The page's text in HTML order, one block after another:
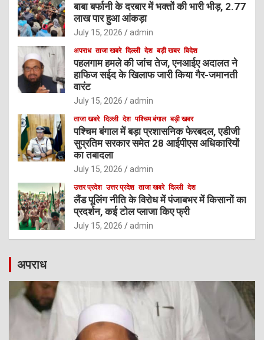
बाबा बर्फानी के दरबार में भक्तों की भारी भीड़, 2.77
लाख पार हुआ आंकड़ा
July 15, 2026 admin
अपराध ताजा खबरे दिल्ली देश बड़ी खबर विदेश
पहलगाम हमले की जांच तेज, एनआईए अदालत ने
हाफिज सईद के खिलाफ जारी किया गैर-जमानती
वारंट
July 15, 2026 admin
ताजा खबरे दिल्ली देश पश्चिम बंगाल बड़ी खबर
पश्चिम बंगाल में बड़ा प्रशासनिक फेरबदल, एडीजी
सुप्रतिम सरकार समेत 28 आईपीएस अधिकारियों
का तबादला
July 15, 2026 admin
उत्तर प्रदेश उत्तर प्रदेश ताजा खबरे दिल्ली देश
लैंड पूलिंग नीति के विरोध में पंजाबभर में किसानों का
प्रदर्शन, कई टोल प्लाजा किए फ्री
July 15, 2026 admin
अपराध